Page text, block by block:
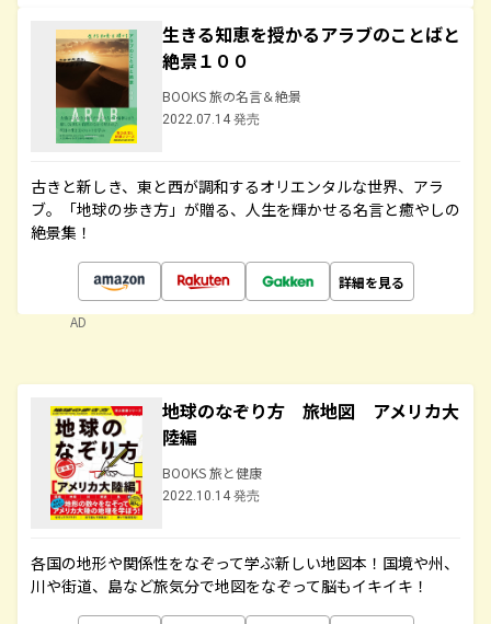
生きる知恵を授かるアラブのことばと
絶景１００
BOOKS 旅の名言＆絶景
2022.07.14 発売
古きと新しき、東と西が調和するオリエンタルな世界、アラ
ブ。「地球の歩き方」が贈る、人生を輝かせる名言と癒やしの
絶景集！
詳細を見る
AD
地球のなぞり方 旅地図 アメリカ大
陸編
BOOKS 旅と健康
2022.10.14 発売
各国の地形や関係性をなぞって学ぶ新しい地図本！国境や州、
川や街道、島など旅気分で地図をなぞって脳もイキイキ！